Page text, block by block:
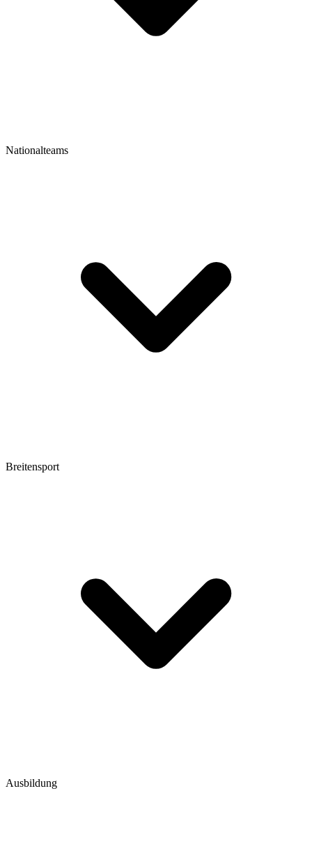
Nationalteams
Breitensport
Ausbildung